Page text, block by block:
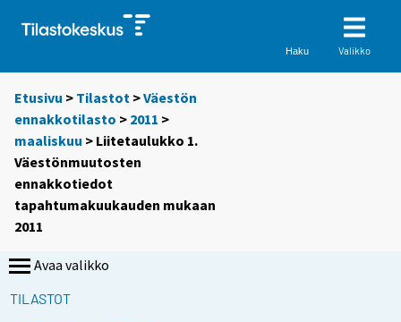
Haku Valikko
Etusivu > Tilastot >Väestön
ennakkotilasto > 2011 >
maaliskuu > Liitetaulukko 1.
Väestönmuutosten
ennakkotiedot
tapahtumakuukauden mukaan
2011
Avaa valikko
TILASTOT